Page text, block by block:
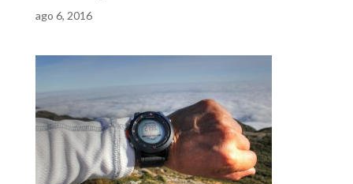
ago 6, 2016